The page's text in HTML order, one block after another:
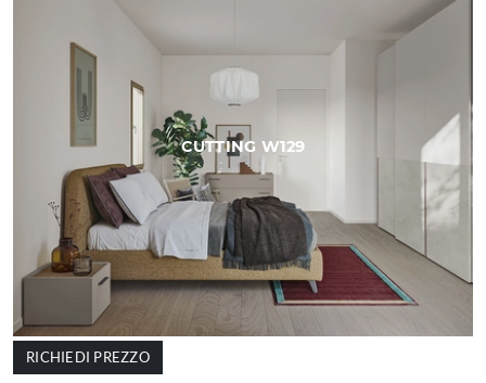
CUTTING W129
RICHIEDI PREZZO